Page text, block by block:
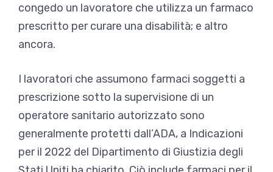
congedo un lavoratore che utilizza un farmaco
prescritto per curare una disabilità; e altro
ancora.
I lavoratori che assumono farmaci soggetti a
prescrizione sotto la supervisione di un
operatore sanitario autorizzato sono
generalmente protetti dall’ADA, a Indicazioni
per il 2022 del Dipartimento di Giustizia degli